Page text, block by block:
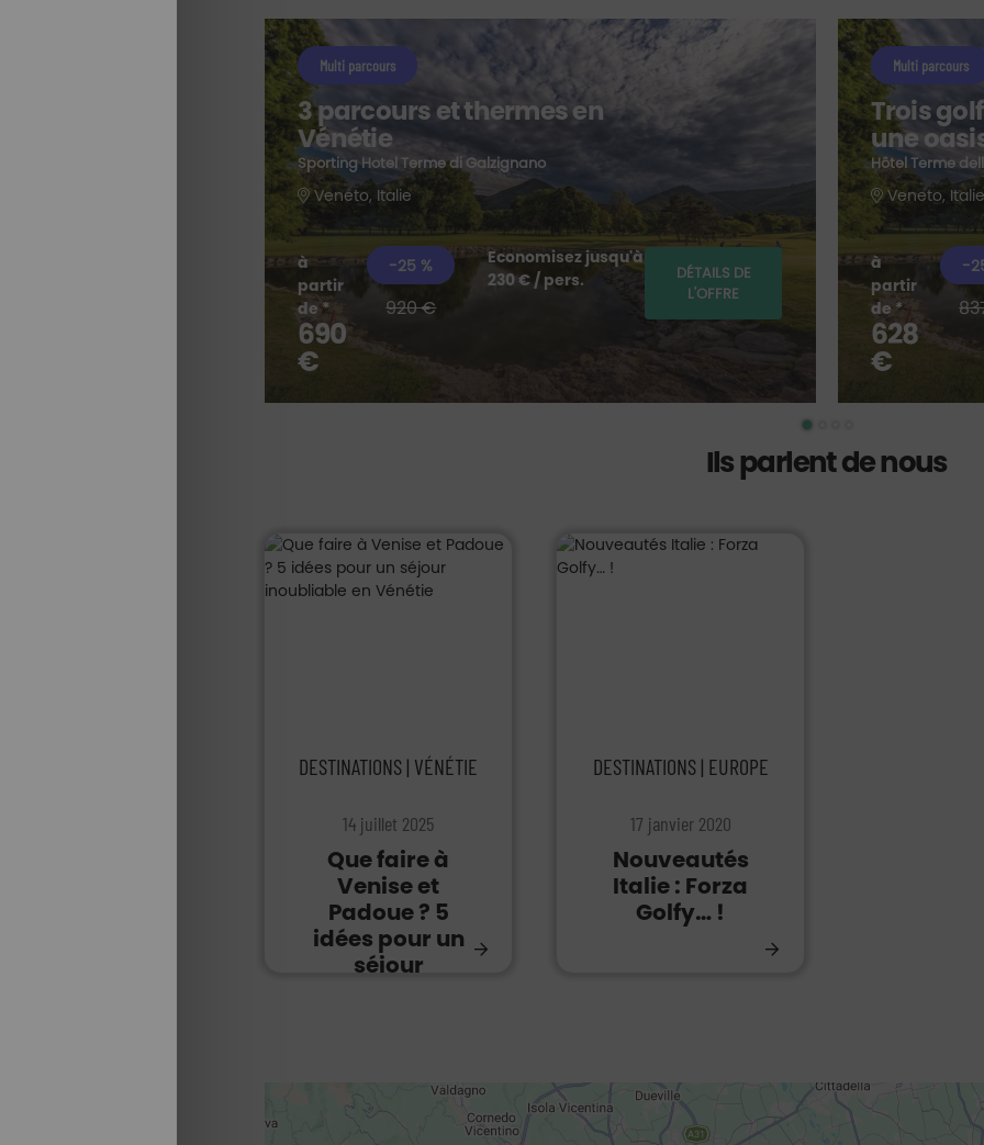
Multi parcours
3 parcours et thermes en
Vénétie
Sporting Hotel Terme di Galzignano
Veneto, Italie
à
partir
de *
690
€
-25 %
920 €
Economisez jusqu'à
230 € / pers.
DÉTAILS DE
L'OFFRE
Multi parcours
Trois
une
Hôtel Terme
Veneto, Italie
à
partir
de *
628
€
-
Ils parlent de nous
DESTINATIONS | VÉNÉTIE
14 juillet 2025
Que faire à
Venise et
Padoue ? 5
idées pour un
séjour
DESTINATIONS | EUROPE
17 janvier 2020
Nouveautés
Italie : Forza
Golfy… !